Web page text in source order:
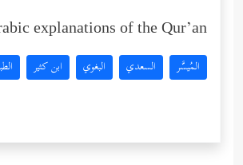
explanations of the Qur’an:
المُيسَّر السعدي البغوي ابن كثير